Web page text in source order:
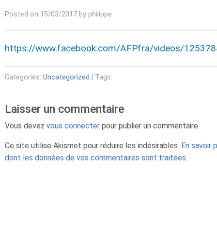
Posted on 15/03/2017 by philippe
https://www.facebook.com/AFPfra/videos/
Categories: Uncategorized | Tags:
Laisser un commentaire
Vous devez vous connecter pour publier un commentaire.
Ce site utilise Akismet pour réduire les indésirables. En savoir
dont les données de vos commentaires sont traitées.